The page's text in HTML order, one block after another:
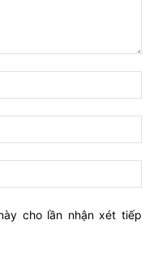
cho lần nhận xét tiếp